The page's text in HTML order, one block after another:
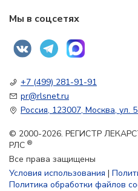
Мы в соцсетях
+7 (499) 281-91-91
pr@rlsnet.ru
Россия, 123007, Москва, ул.
© 2000-2026. РЕГИСТР
РЛС ®
Все права защищены
Условия использования |
Политика обработки файлов